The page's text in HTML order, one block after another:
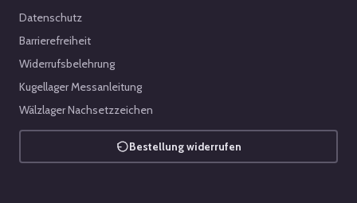
Datenschutz
Barrierefreiheit
Widerrufsbelehrung
Kugellager Messanleitung
Wälzlager Nachsetzzeichen
Bestellung widerrufen